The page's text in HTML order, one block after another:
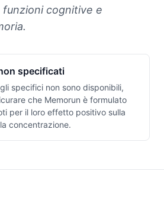
cognitive e
specificati
specifici non sono disponibili,
che Memorun è formulato
per il loro effetto positivo sulla
concentrazione.